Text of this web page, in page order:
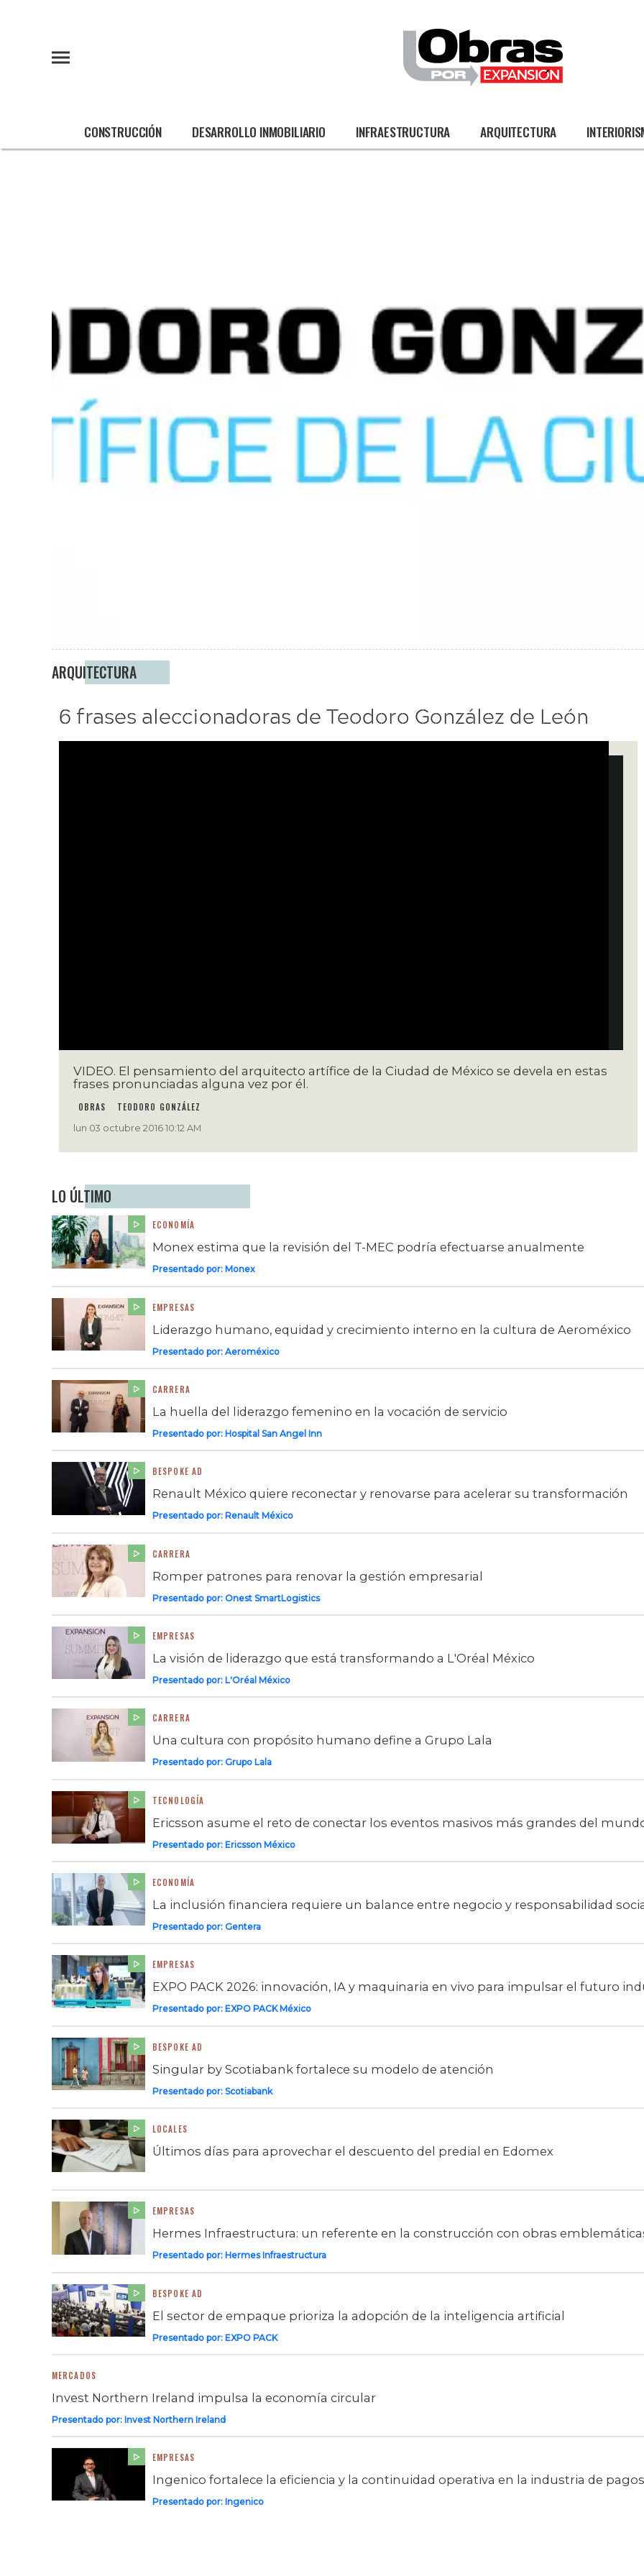
CONSTRUCCIÓN DESARROLLO INMOBILIARIO INFRAESTRUCTURA ARQUITECTURA
ARQUITECTURA
6 frases aleccionadoras de Teodoro González de León
lun 03 octubre 2016 10:12 AM
VIDEO. El pensamiento del arquitecto artífice de la Ciudad de México se devela en estas
frases pronunciadas alguna vez por él.
OBRAS TEODORO GONZÁLEZ
LO ÚLTIMO
ECONOMÍA
Monex estima que la revisión del T-MEC podría efectuarse anualmente
Presentado por: Monex
EMPRESAS
Liderazgo humano, equidad y crecimiento interno en la cultura de Aeroméxico
Presentado por: Aeroméxico
CARRERA
La huella del liderazgo femenino en la vocación de servicio
Presentado por: Hospital San Angel Inn
BESPOKE AD
Renault México quiere reconectar y renovarse para acelerar su transformación
Presentado por: Renault México
CARRERA
Romper patrones para renovar la gestión empresarial
Presentado por: Onest SmartLogistics
EMPRESAS
La visión de liderazgo que está transformando a L'Oréal México
Presentado por: L'Oréal México
CARRERA
Una cultura con propósito humano define a Grupo Lala
Presentado por: Grupo Lala
TECNOLOGÍA
Ericsson asume el reto de conectar los eventos masivos más grandes del
Presentado por: Ericsson México
ECONOMÍA
La inclusión financiera requiere un balance entre negocio y responsabilidad
Presentado por: Gentera
EMPRESAS
EXPO PACK 2026: innovación, IA y maquinaria en vivo para impulsar el futuro
Presentado por: EXPO PACK México
BESPOKE AD
Singular by Scotiabank fortalece su modelo de atención
Presentado por: Scotiabank
LOCALES
Últimos días para aprovechar el descuento del predial en Edomex
EMPRESAS
Hermes Infraestructura: un referente en la construcción con obras
Presentado por: Hermes Infraestructura
BESPOKE AD
El sector de empaque prioriza la adopción de la inteligencia artificial
Presentado por: EXPO PACK
MERCADOS
Invest Northern Ireland impulsa la economía circular
Presentado por: Invest Northern Ireland
EMPRESAS
Ingenico fortalece la eficiencia y la continuidad operativa en la industria de pagos
Presentado por: Ingenico